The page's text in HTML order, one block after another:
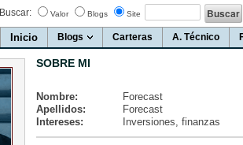
Buscar: Valor Blogs Site
Inicio Blogs Carteras A. Técnico
SOBRE MI
Nombre:
Forecast
Apellidos:
Forecast
Intereses:
Inversiones, finanzas